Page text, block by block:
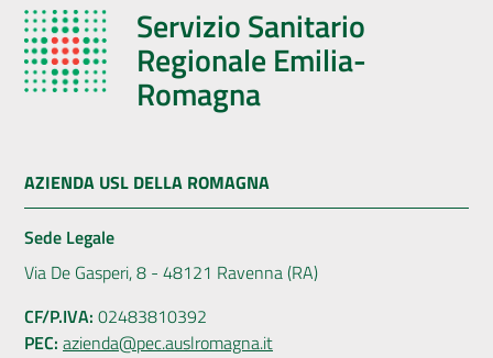
Servizio Sanitario
Regionale Emilia-
Romagna
AZIENDA USL DELLA ROMAGNA
Sede Legale
Via De Gasperi, 8 - 48121 Ravenna (RA)
CF/P.IVA: 02483810392
PEC: azienda@pec.auslromagna.it